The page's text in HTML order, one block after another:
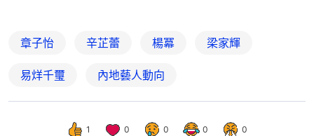
章子怡 辛芷蕾 楊冪 梁家輝
易烊千璽 內地藝人動向
1 0 0 0 0